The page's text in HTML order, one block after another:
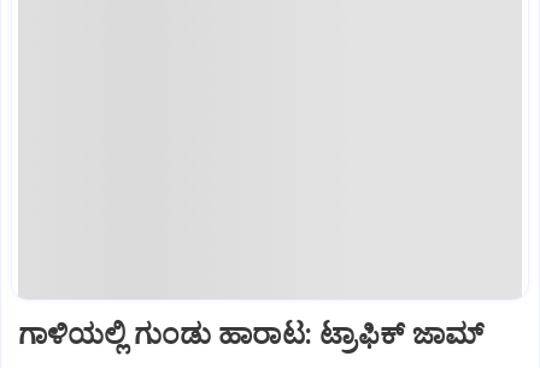
ಗಾಳಿಯಲ್ಲಿ ಗುಂಡು ಹಾರಾಟ: ಟ್ರಾಫಿಕ್‌ ಜಾಮ್